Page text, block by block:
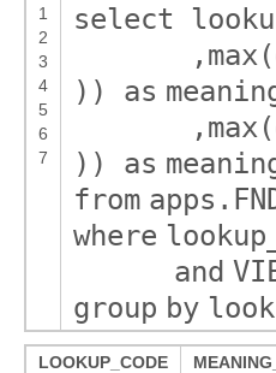
1
2
3
4
5
6
7
select
, max
)) as
, max
)) as
from
where
and
group by
LOOKUP_CODE